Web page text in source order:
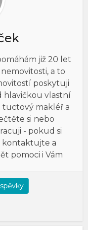
již 20 let
a to
poskytuji
hlavičkou vlastní
tuctový makléř a
si nebo
- pokud si
kontaktujte a
pomoci i Vám